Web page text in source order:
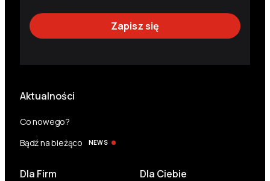
Aktualności
Co nowego?
Bądź na bieżąco
NEWS
Dla Firm Dla Ciebie